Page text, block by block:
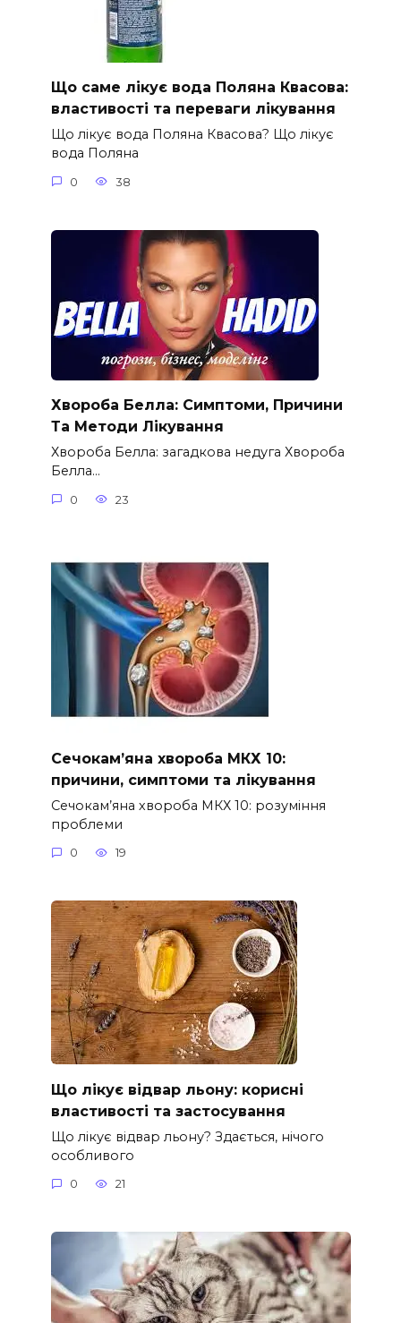
Що саме лікує вода Поляна Квасова:
властивості та переваги лікування
Що лікує вода Поляна Квасова? Що лікує
вода Поляна
0 38
Хвороба Белла: Симптоми, Причини
Та Методи Лікування
Хвороба Белла: загадкова недуга Хвороба
Белла…
0 23
Сечокам’яна хвороба МКХ 10:
причини, симптоми та лікування
Сечокам’яна хвороба МКХ 10: розуміння
проблеми
0 19
Що лікує відвар льону: корисні
властивості та застосування
Що лікує відвар льону? Здається, нічого
особливого
0 21